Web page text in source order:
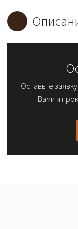
Оставьте
Вами и